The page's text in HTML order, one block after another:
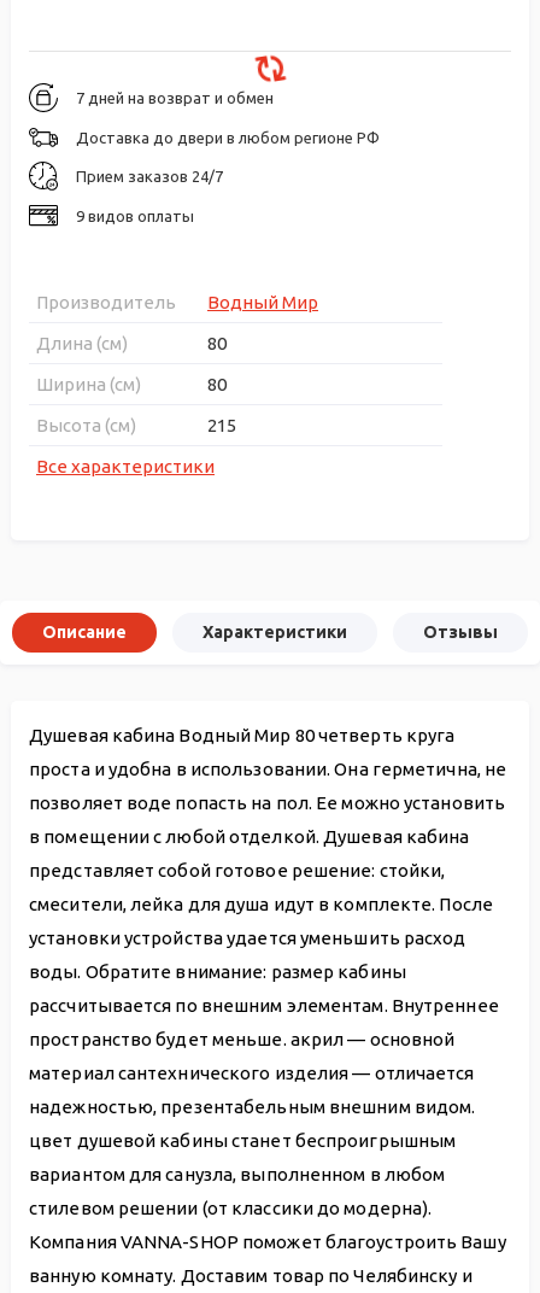
7 дней на возврат и обмен
Доставка до двери в любом регионе РФ
Прием заказов 24/7
9 видов оплаты
Производитель
Водный Мир
Длина (см)
80
Ширина (см)
80
Высота (см)
215
Все характеристики
Описание Характеристики Отзывы
Душевая кабина Водный Мир 80 четверть круга
проста и удобна в использовании. Она герметична, не
позволяет воде попасть на пол. Ее можно установить
в помещении с любой отделкой. Душевая кабина
представляет собой готовое решение: стойки,
смесители, лейка для душа идут в комплекте. После
установки устройства удается уменьшить расход
воды. Обратите внимание: размер кабины
рассчитывается по внешним элементам. Внутреннее
пространство будет меньше. акрил — основной
материал сантехнического изделия — отличается
надежностью, презентабельным внешним видом.
цвет душевой кабины станет беспроигрышным
вариантом для санузла, выполненном в любом
стилевом решении (от классики до модерна).
Компания VANNA-SHOP поможет благоустроить Вашу
ванную комнату. Доставим товар по Челябинску и